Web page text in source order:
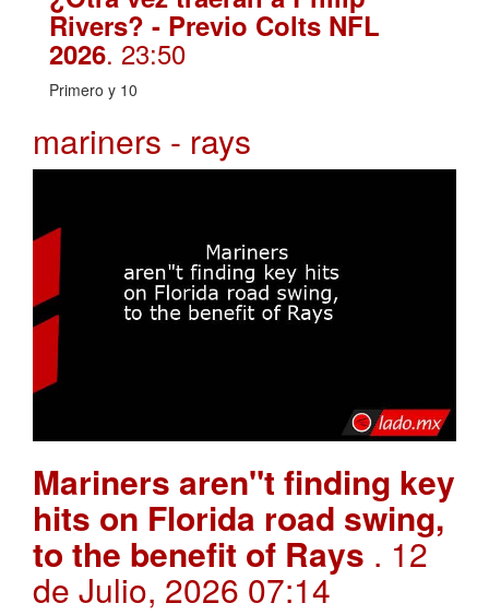
Rivers? - Previo Colts NFL
2026. 23:50
Primero y 10
mariners - rays
Mariners aren"t finding key
hits on Florida road swing,
to the benefit of Rays . 12
de Julio, 2026 07:14